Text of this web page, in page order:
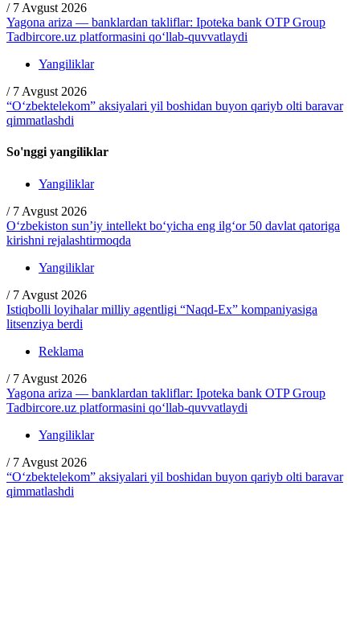
/ 7 Avgust 2026
Yagona ariza — banklardan takliflar: Ipoteka bank OTP Group
Tadbircore.uz platformasini qo‘llab-quvvatlaydi
Yangiliklar
/ 7 Avgust 2026
“O‘zbektelekom” aksiyalari yil boshidan buyon qariyb olti baravar
qimmatlashdi
So'nggi yangiliklar
Yangiliklar
/ 7 Avgust 2026
O‘zbekiston sun’iy intellekt bo‘yicha eng ilg‘or 50 davlat qatoriga
kirishni rejalashtirmoqda
Yangiliklar
/ 7 Avgust 2026
Istiqbolli loyihalar milliy agentligi “Naqd-Ex” kompaniyasiga
litsenziya berdi
Reklama
/ 7 Avgust 2026
Yagona ariza — banklardan takliflar: Ipoteka bank OTP Group
Tadbircore.uz platformasini qo‘llab-quvvatlaydi
Yangiliklar
/ 7 Avgust 2026
“O‘zbektelekom” aksiyalari yil boshidan buyon qariyb olti baravar
qimmatlashdi